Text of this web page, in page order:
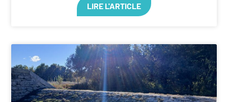
LIRE L'ARTICLE